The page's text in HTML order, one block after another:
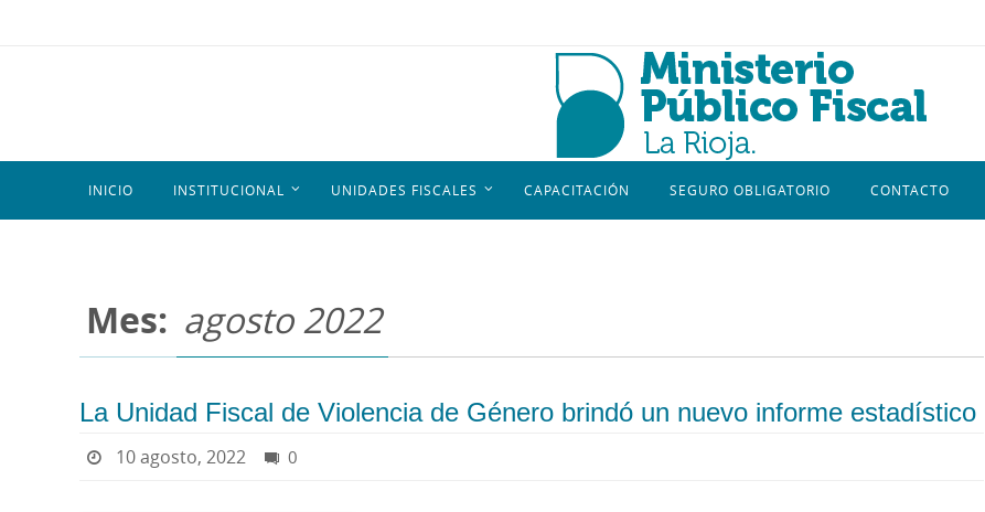
INICIO INSTITUCIONAL UNIDADES FISCALES CAPACITACIÓN SEGURO OBLIGATORIO CONTACTO
Mes: agosto 2022
La Unidad Fiscal de Violencia de Género brindó un nuevo informe estadístico
10 agosto, 2022 0